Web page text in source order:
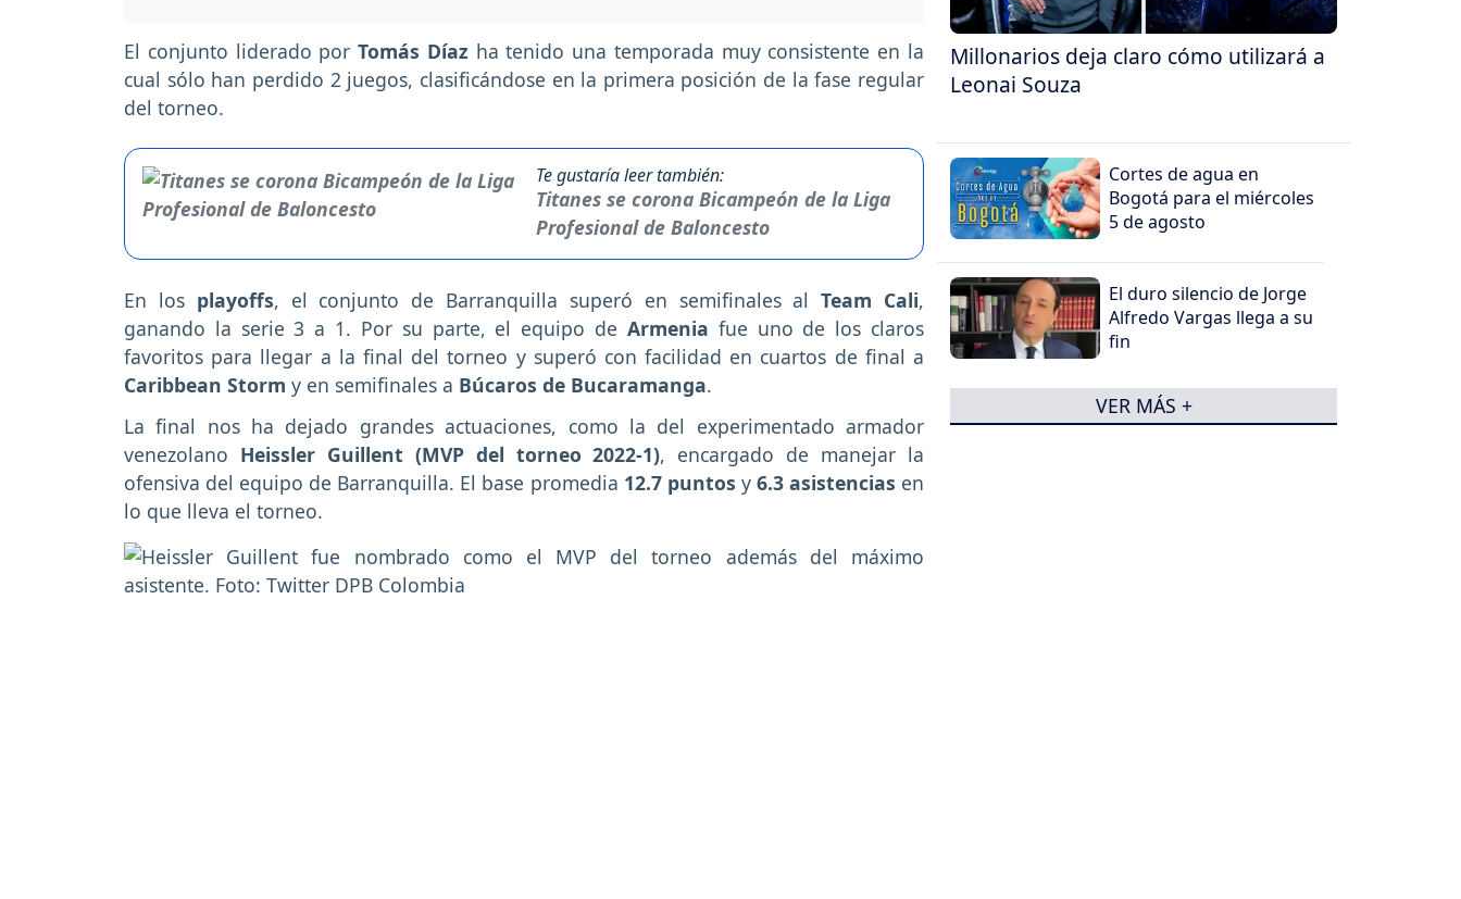
El conjunto liderado porTomás Díaz ha tenido una temporada muy consistente en la
cual sólo han perdido 2 juegos, clasificándose en la primera posición de la fase regular
del torneo.
Te gustaría leer también:
Titanes se corona Bicampeón de la Liga
Profesional de Baloncesto
En los playoffs, el conjunto de Barranquilla superó en semifinales alTeam Cali,
ganando la serie 3 a 1. Por su parte, el equipo de Armenia fue uno de los claros
favoritos para llegar a la final del torneo y superó con facilidad en cuartos de final a
Caribbean Storm y en semifinales a Búcaros de Bucaramanga.
La final nos ha dejado grandes actuaciones, como la del experimentado armador
venezolano Heissler Guillent (MVP del torneo 2022-1), encargado de manejar la
ofensiva del equipo de Barranquilla. El base promedia 12.7 puntos y 6.3 asistencias en
lo que lleva el torneo.
Millonarios deja claro cómo utilizará a
Leonai Souza
Cortes de agua en
Bogotá para el miércoles
5 de agosto
El duro silencio de Jorge
Alfredo Vargas llega a su
fin
VER MÁS +